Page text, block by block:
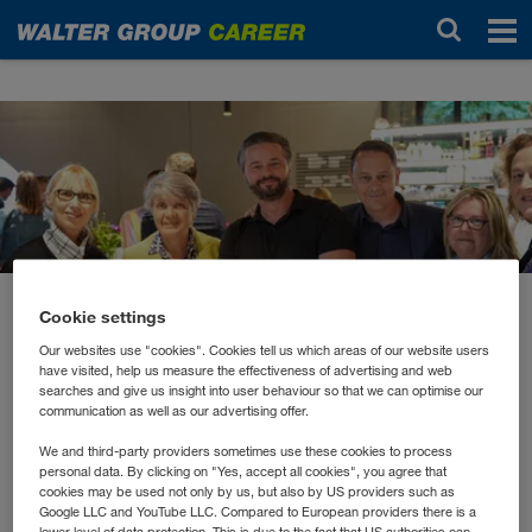
Новости
Generationen verbinden,
Perspektiven stärken
Was können Berufseinsteiger*innen von
langjährigen Kolleg*innen lernen? Und welche neuen
Cookie settings
Our websites use "cookies". Cookies tell us which areas of our website users
have visited, help us measure the effectiveness of advertising and web
searches and give us insight into user behaviour so that we can optimise our
communication as well as our advertising offer.
We and third-party providers sometimes use these cookies to process
personal data. By clicking on "Yes, accept all cookies", you agree that
cookies may be used not only by us, but also by US providers such as
Google LLC and YouTube LLC. Compared to European providers there is a